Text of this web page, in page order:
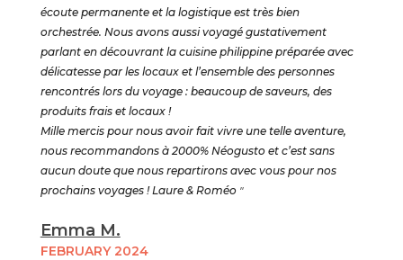
écoute permanente et la logistique est très bien
orchestrée. Nous avons aussi voyagé gustativement
parlant en découvrant la cuisine philippine préparée avec
délicatesse par les locaux et l’ensemble des personnes
rencontrés lors du voyage : beaucoup de saveurs, des
produits frais et locaux !
Mille mercis pour nous avoir fait vivre une telle aventure,
nous recommandons à 2000% Néogusto et c’est sans
aucun doute que nous repartirons avec vous pour nos
prochains voyages ! Laure & Roméo"
Emma M.
FEBRUARY 2024